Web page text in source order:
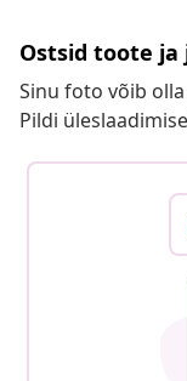
Ostsid toote ja
Sinu foto võib
Pildi